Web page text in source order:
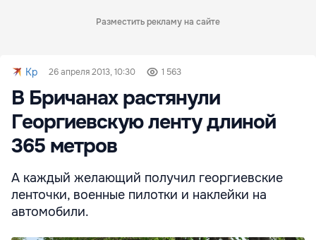
Разместить рекламу на сайте
Kp 26 апреля 2013, 10:30 1 563
В Бричанах растянули
Георгиевскую ленту длиной
365 метров
А каждый желающий получил георгиевские
ленточки, военные пилотки и наклейки на
автомобили.